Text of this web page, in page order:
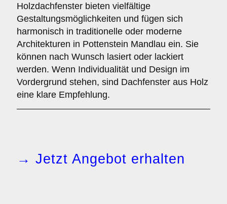
Holzdachfenster bieten vielfältige
Gestaltungsmöglichkeiten und fügen sich
harmonisch in traditionelle oder moderne
Architekturen in Pottenstein Mandlau ein. Sie
können nach Wunsch lasiert oder lackiert
werden. Wenn Individualität und Design im
Vordergrund stehen, sind Dachfenster aus Holz
eine klare Empfehlung.
→ Jetzt Angebot erhalten